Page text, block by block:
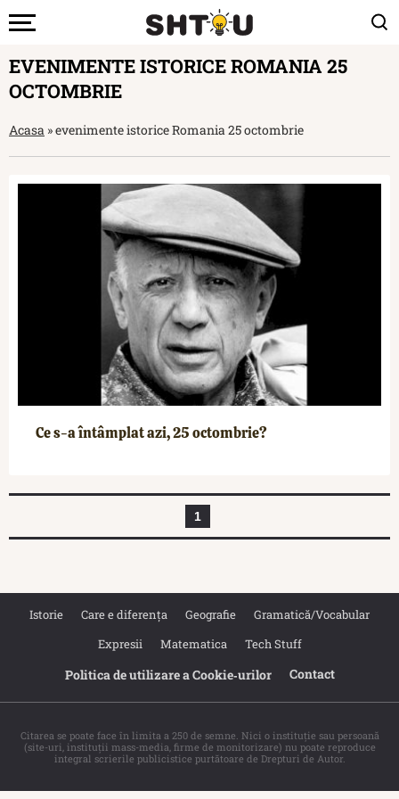
EVENIMENTE ISTORICE ROMANIA 25
OCTOMBRIE
Acasa »evenimente istorice Romania 25 octombrie
Ce s-a întâmplat azi, 25 octombrie?
1
Istorie Care e diferența Geografie
Gramatică/Vocabular
Expresii
Matematica Tech Stuff
Politica de utilizare a Cookie‐urilor Contact
Citarea se poate face în limita a 250 de semne. Nici o instituţie sau persoană
(site-uri, instituţii mass-media, firme de monitorizare) nu poate reproduce
integral scrierile publicistice purtătoare de Drepturi de Autor.